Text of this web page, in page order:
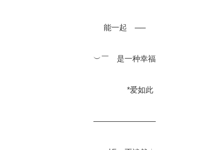
		能一起　──
		︶￣　是一种幸福
		　　　　*爱如此
		————————